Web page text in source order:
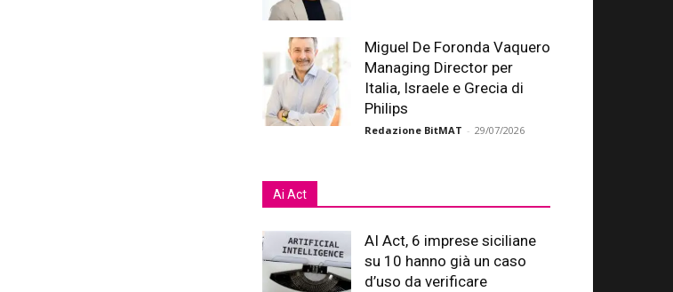
Miguel De Foronda Vaquero
Managing Director per
Italia, Israele e Grecia di
Philips
Redazione BitMAT - 29/07/2026
Ai Act
AI Act, 6 imprese siciliane
su 10 hanno già un caso
d’uso da verificare